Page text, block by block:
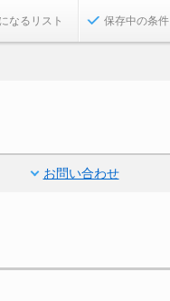
なるリスト 保存中の条件
お問い合わせ